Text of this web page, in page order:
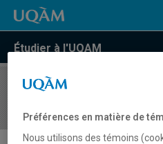
Étudier à l'UQAM
COURS//
Préférences en matière de
Nous utilisons des témoins